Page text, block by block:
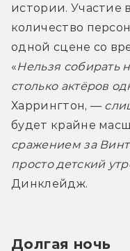
истории. Участие
количество
одной сцене со
«Нельзя собирать
столько актёров
Харрингтон, —
будет крайне
сражением за
просто детский
Динклейдж.
Долгая ночь